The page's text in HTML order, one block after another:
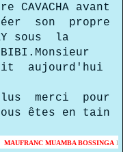
avant
son propre
sous la
,vit aujourd'hui
merci pour
êtes en tain
MAUFRANC MUAMBA BOSSINGA l